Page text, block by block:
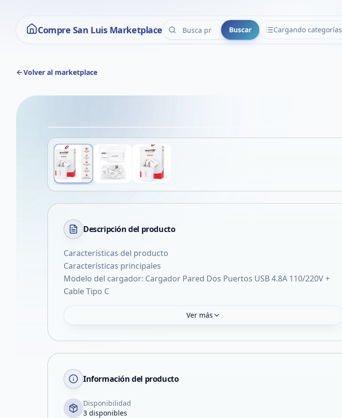
Compre San Luis Marketplace Buscar Cargando categorías
CATEGORÍAS
Volver al marketplace
Descripción del producto
Características del producto
Características principales
Modelo del cargador: Cargador Pared Dos Puertos USB 4.8A 110/220V +
Cable Tipo C
Ver más
Información del producto
Disponibilidad
3 disponibles